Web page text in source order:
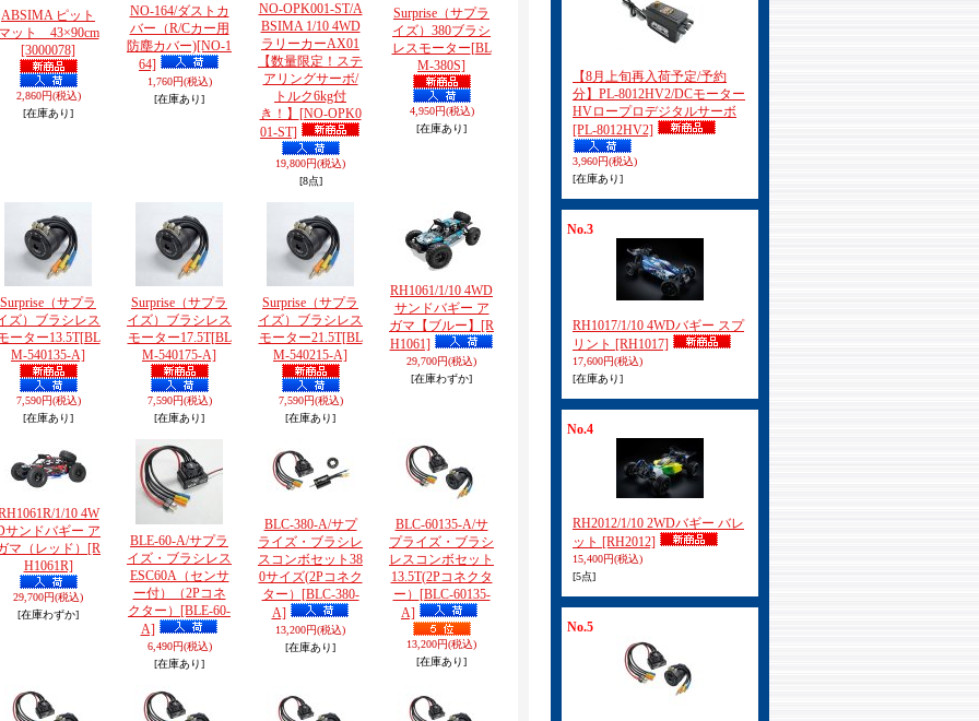
ABSIMA ピット
ット 43×90cm
[3000078]
2,860円(税込)
[在庫あり]
NO-164/ダストカ
バー（R/Cカー用
防塵カバー)[NO-1
64]
1,760円(税込)
[在庫あり]
NO-OPK001-ST/A
BSIMA 1/10 4WD
ラリーカーAX01
【数量限定！ステ
アリングサーボ/
トルク6kg付
き！】
[NO-OPK0
01-ST]
19,800円(税込)
[8点]
Surprise（サプラ
イズ）380ブラシ
レスモーター[BL
M-380S]
4,950円(税込)
[在庫あり]
Surprise（サプラ
ズ）ブラシレス
ーター13.5T[BL
M-540135-A]
7,590円(税込)
[在庫あり]
Surprise（サプラ
イズ）ブラシレス
モーター17.5T[BL
M-540175-A]
7,590円(税込)
[在庫あり]
Surprise（サプラ
イズ）ブラシレス
モーター21.5T[BL
M-540215-A]
7,590円(税込)
[在庫あり]
RH1061/1/10 4WD
サンドバギー ア
ガマ【ブルー】 [R
H1061]
29,700円(税込)
[在庫わずか]
1/10 4W
サンドバギー ア
マ（レッド） [R
H1061R]
29,700円(税込)
[在庫わずか]
BLE-60-A/サプラ
イズ・ブラシレス
ESC60A（センサ
ー付）（2Pコネ
クター） [BLE-60-
A]
6,490円(税込)
[在庫あり]
BLC-380-A/サプ
ライズ・ブラシレ
スコンボセット38
0サイズ(2Pコネク
ター） [BLC-380-
A]
13,200円(税込)
[在庫あり]
BLC-60135-A/サ
プライズ・ブラシ
レスコンボセット
13.5T(2Pコネクタ
ー） [BLC-60135-
A]
13,200円(税込)
[在庫あり]
【8月上旬再入荷予定/予約
分】PL-8012HV2/DCモーター
HVロープロデジタルサーボ
[PL-8012HV2]
3,960円(税込)
[在庫あり]
No.3
RH1017/1/10 4WDバギー スプ
リント [RH1017]
17,600円(税込)
[在庫あり]
No.4
RH2012/1/10 2WDバギー バレ
ット [RH2012]
15,400円(税込)
[5点]
No.5